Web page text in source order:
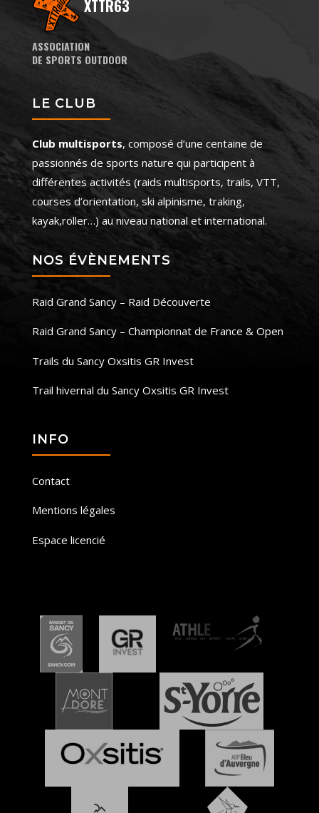
XTTR63
ASSOCIATION
DE SPORTS OUTDOOR
LE CLUB
Club multisports, composé d’une centaine de
passionnés de sports nature qui participent à
différentes activités (raids multisports, trails, VTT,
courses d’orientation, ski alpinisme, traking,
kayak,roller…) au niveau national et international.
NOS ÉVÈNEMENTS
Raid Grand Sancy – Raid Découverte
Raid Grand Sancy – Championnat de France & Open
Trails du Sancy Oxsitis GR Invest
Trail hivernal du Sancy Oxsitis GR Invest
INFO
Contact
Mentions légales
Espace licencié